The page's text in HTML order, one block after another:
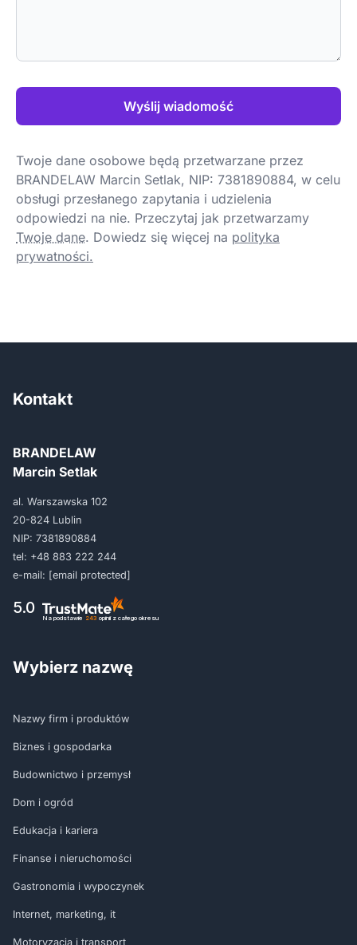
Wyślij wiadomość
Twoje dane osobowe będą przetwarzane przez
BRANDELAW Marcin Setlak, NIP: 7381890884, w celu
obsługi przesłanego zapytania i udzielenia
odpowiedzi na nie. Przeczytaj jak przetwarzamy
Twoje dane. Dowiedz się więcej na polityka
prywatności.
Kontakt
BRANDELAW
Marcin Setlak
al. Warszawska 102
20-824 Lublin
NIP: 7381890884
tel: +48 883 222 244
e-mail: [email protected]
5.0
Na podstawie 243 opinii z całego okresu
Wybierz nazwę
Nazwy firm i produktów
Biznes i gospodarka
Budownictwo i przemysł
Dom i ogród
Edukacja i kariera
Finanse i nieruchomości
Gastronomia i wypoczynek
Internet, marketing, it
Motoryzacja i transport